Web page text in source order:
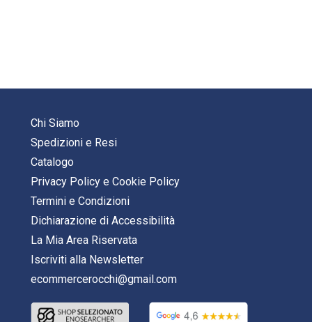
Chi Siamo
Spedizioni e Resi
Catalogo
Privacy Policy e Cookie Policy
Termini e Condizioni
Dichiarazione di Accessibilità
La Mia Area Riservata
Iscriviti alla Newsletter
ecommercerocchi@gmail.com